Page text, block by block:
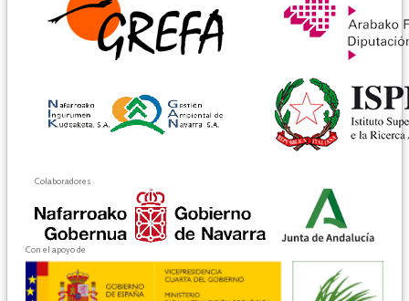
Colaboradores
Con el apoyo de